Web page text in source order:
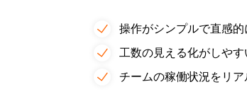
操作がシンプルで直感的
工数の見える化がしやす
チームの稼働状況をリ